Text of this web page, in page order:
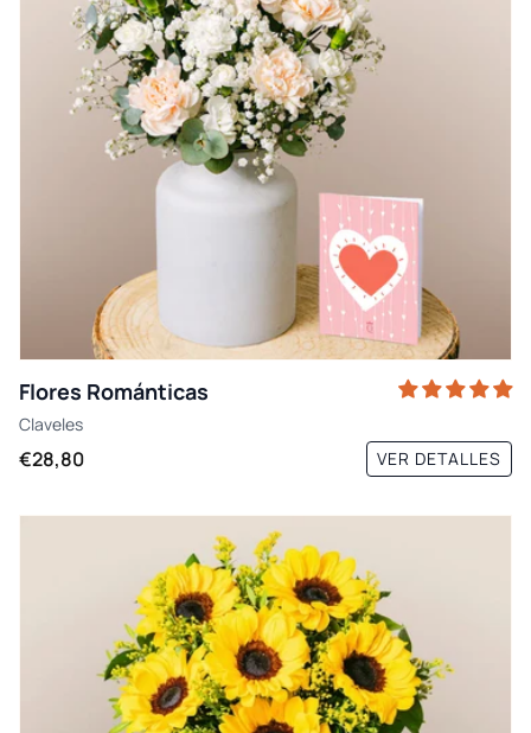
Flores Románticas
Claveles
€28,80 VER DETALLES